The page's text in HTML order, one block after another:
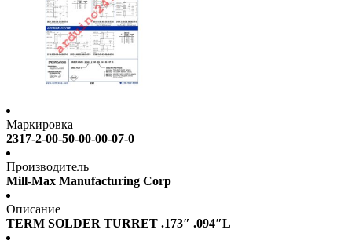
Маркировка
2317-2-00-50-00-00-07-0
Производитель
Mill-Max Manufacturing Corp
Описание
TERM SOLDER TURRET .173″ .094″L